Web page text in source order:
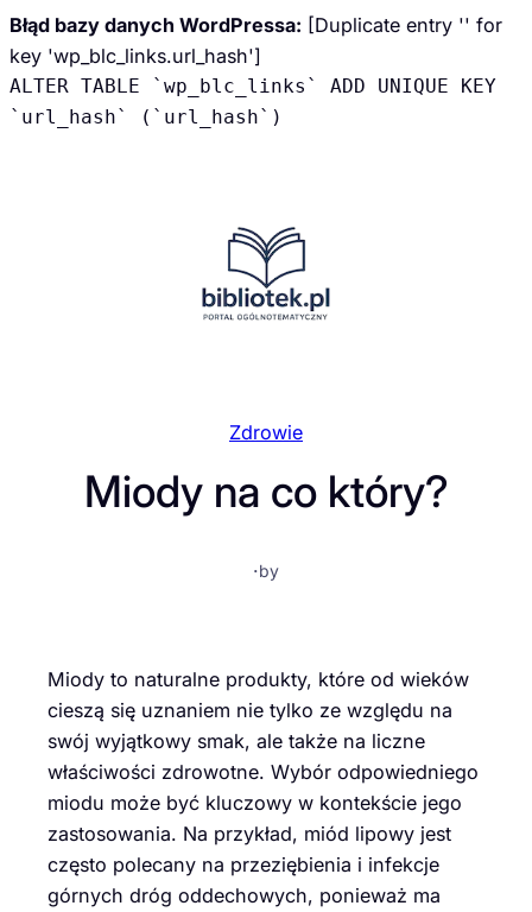
Błąd bazy danych WordPressa: [Duplicate entry '' for
key 'wp_blc_links.url_hash']
ALTER TABLE `wp_blc_links` ADD UNIQUE KEY
`url_hash` (`url_hash`)
Zdrowie
Miody na co który?
·by
Miody to naturalne produkty, które od wieków
cieszą się uznaniem nie tylko ze względu na
swój wyjątkowy smak, ale także na liczne
właściwości zdrowotne. Wybór odpowiedniego
miodu może być kluczowy w kontekście jego
zastosowania. Na przykład, miód lipowy jest
często polecany na przeziębienia i infekcje
górnych dróg oddechowych, ponieważ ma